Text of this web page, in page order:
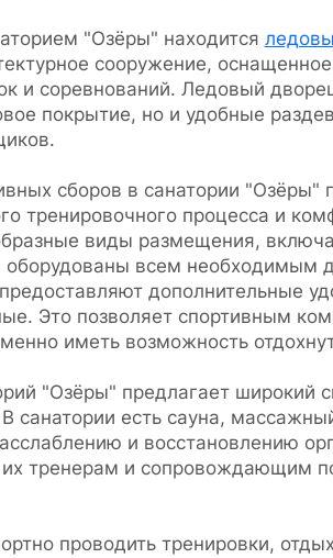
"Озёры" находится
сооружение,
и соревнований. Ледовый
покрытие, но и удобные
сборов в санатории "Озёры"
тренировочного процесса и
виды размещения,
всем необходимым
дополнительные
Это позволяет спортивным
иметь возможность
"Озёры" предлагает широкий
санатории есть сауна,
и восстановлению
тренерам и сопровождающим
проводить тренировки,